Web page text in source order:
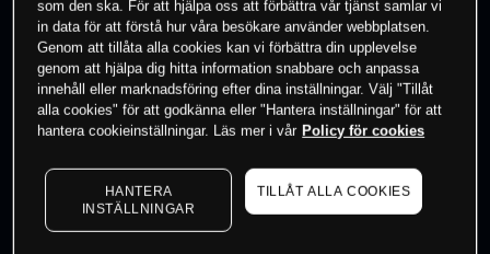
0% av kunderna har en position i detta
instrument
Börja handla
som den ska. För att hjälpa oss att förbättra vår tjänst samlar vi
in data för att förstå hur våra besökare använder webbplatsen.
Genom att tillåta alla cookies kan vi förbättra din upplevelse
genom att hjälpa dig hitta information snabbare och anpassa
innehåll eller marknadsföring efter dina inställningar. Välj "Tillåt
alla cookies" för att godkänna eller "Hantera inställningar" för att
hantera cookieinställningar. Läs mer i vår Policy för cookies
HANTERA
INSTÄLLNINGAR
TILLÅT ALLA COOKIES